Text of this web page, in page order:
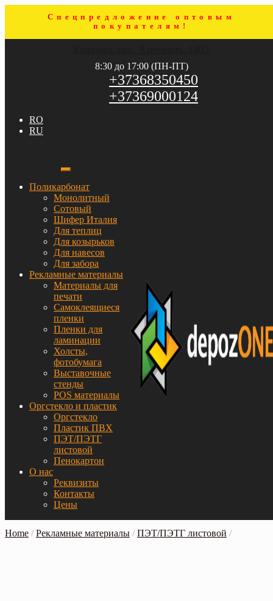
Спецпредложение оптовым
покупателям!
8:30 до 17:00 (ПН-ПТ)
+37368350450
+37369000124
RO
RU
Поликарбонат
Монолитный
Сотовый
Шифер Италия
Для теплиц
Для козырьков
Для навесов
Для забора
Рекламные материалы
Материалы для
печати
Самоклеящиеся
пленки
Пленки для
ламинации
Холсты,
фотобумага
Выставочные
стенды
POS материалы
Оргстекло и пластик
Оргстекло
Пластик ПВХ
ПЭТ/ПЭТГ
листовой
Пенокартон
О нас
Реквизиты
Контакты
Цены
Home /Рекламные материалы /ПЭТ/ПЭТГ листовой /